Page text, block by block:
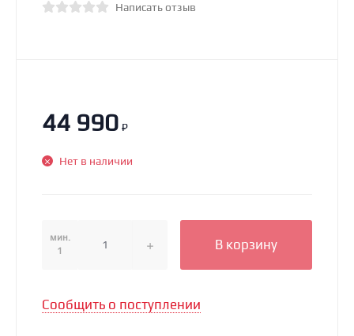
Написать отзыв
44 990 ₽
Нет в наличии
мин.
1
В корзину
Сообщить о поступлении